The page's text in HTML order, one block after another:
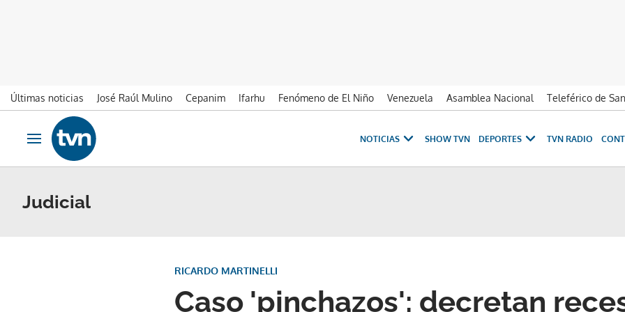
Últimas noticias José Raúl Mulino Cepanim Ifarhu Fenómeno de El Niño Venezuela Asamblea Nacional Teleférico de
Ir al contenido
Obrir navegació
NOTICIAS SHOW TVN DEPORTES TVN RADIO
Judicial
Caso 'pinchazos': decretan
RICARDO MARTINELLI